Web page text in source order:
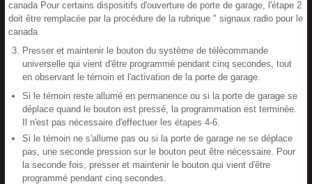
canada Pour certains dispositifs d'ouverture de porte de garage, l'étape 2
doit être remplacée par la procédure de la rubrique " signaux radio pour le
canada
Presser et maintenir le bouton du système de télécommande
universelle qui vient d'être programmé pendant cinq secondes, tout
en observant le témoin et l'activation de la porte de garage.
Si le témoin reste allumé en permanence ou si la porte de garage se
déplace quand le bouton est pressé, la programmation est terminée.
Il n'est pas nécessaire d'effectuer les étapes 4-6.
Si le témoin ne s'allume pas ou si la porte de garage ne se déplace
pas, une seconde pression sur le bouton peut être nécessaire. Pour
la seconde fois, presser et maintenir le bouton qui vient d'être
programmé pendant cinq secondes.